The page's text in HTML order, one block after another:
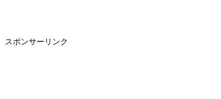
スポンサーリンク